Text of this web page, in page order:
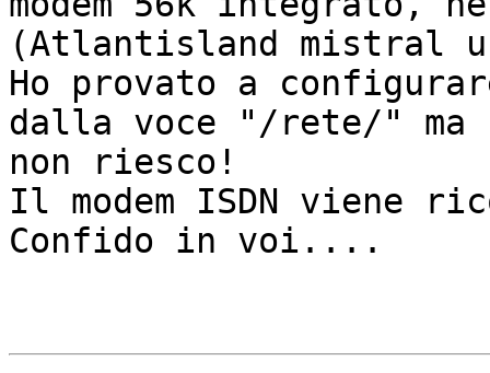
(Atlantisland mistral
Ho provato a
dalla voce "/rete/" ma
non riesco!
Il modem ISDN viene
Confido in voi....